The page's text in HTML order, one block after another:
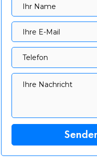
Ihr Name
Ihre E-Mail
Ihre E-Mail
Telefon
Telefon
Ihre Nachricht
Ihre Nachricht